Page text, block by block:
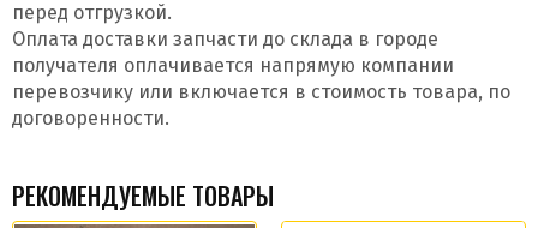
перед отгрузкой.
Оплата доставки запчасти до склада в городе
получателя оплачивается напрямую компании
перевозчику или включается в стоимость товара, по
договоренности.
РЕКОМЕНДУЕМЫЕ ТОВАРЫ